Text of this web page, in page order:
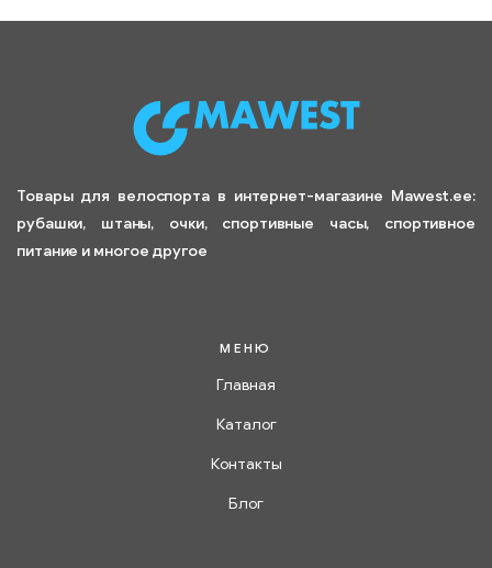
Товары для велоспорта в интернет-магазине Mawest.ee:
рубашки, штаны, очки, спортивные часы, спортивное
питание и многое другое
МЕНЮ
Главная
Каталог
Контакты
Блог